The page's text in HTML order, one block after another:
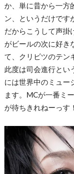
か、単に昔から一方
ン、というだけです
だからこうして声掛
がビールの次に好き
て、クリビツのテン
此度は司会進行とい
には世界中のミュー
ます。MCが一番ミ
が待ちきれねーっす！